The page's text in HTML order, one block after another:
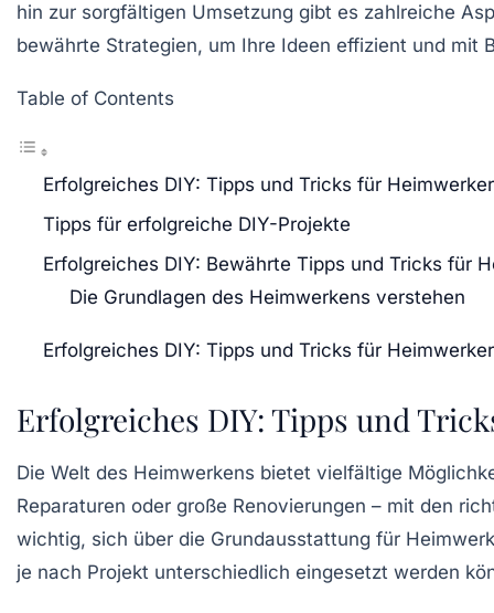
hin zur sorgfältigen Umsetzung gibt es zahlreiche
bewährte Strategien, um Ihre Ideen effizient und mit
Table of Contents
Erfolgreiches DIY: Tipps und Tricks für Heimwerker
Tipps für erfolgreiche DIY-Projekte
Erfolgreiches DIY: Bewährte Tipps und Tricks für
Die Grundlagen des Heimwerkens verstehen
Erfolgreiches DIY: Tipps und Tricks für Heimwerker
Erfolgreiches DIY: Tipps und
Die Welt des Heimwerkens bietet vielfältige
Reparaturen oder große Renovierungen – mit den
wichtig, sich über die Grundausstattung für
je nach Projekt unterschiedlich eingesetzt werden